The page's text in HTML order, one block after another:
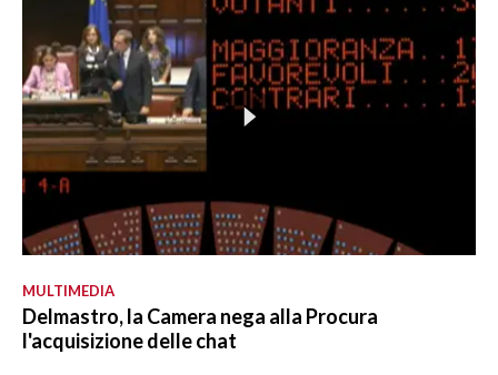
MULTIMEDIA
Delmastro, la Camera nega alla Procura
l'acquisizione delle chat